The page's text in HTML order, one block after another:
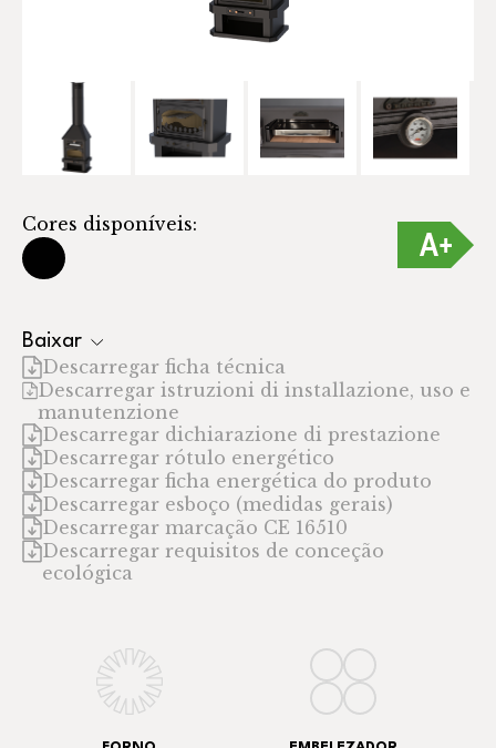
Cores disponíveis:
Baixar
Descarregar ficha técnica
Descarregar istruzioni di installazione, uso e
manutenzione
Descarregar dichiarazione di prestazione
Descarregar rótulo energético
Descarregar ficha energética do produto
Descarregar esboço (medidas gerais)
Descarregar marcação CE 16510
Descarregar requisitos de conceção
ecológica